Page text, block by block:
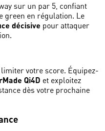
sur un par 5, confiant
green en régulation. Le
décisive pour attaquer
votre score. Équipez-
Qi4D et exploitez
dès votre prochaine